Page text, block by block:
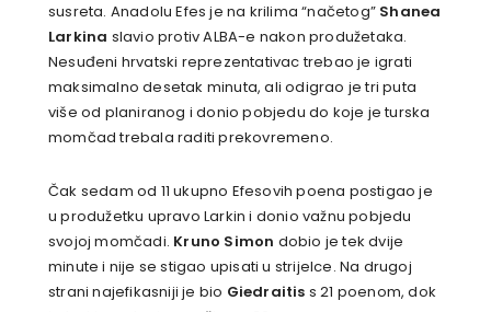
susreta. Anadolu Efes je na krilima “načetog” Shanea
Larkina slavio protiv ALBA-e nakon produžetaka.
Nesuđeni hrvatski reprezentativac trebao je igrati
maksimalno desetak minuta, ali odigrao je tri puta
više od planiranog i donio pobjedu do koje je turska
momčad trebala raditi prekovremeno.
Čak sedam od 11 ukupno Efesovih poena postigao je
u produžetku upravo Larkin i donio važnu pobjedu
svojoj momčadi. Kruno Simon dobio je tek dvije
minute i nije se stigao upisati u strijelce. Na drugoj
strani najefikasniji je bio Giedraitis s 21 poenom, dok